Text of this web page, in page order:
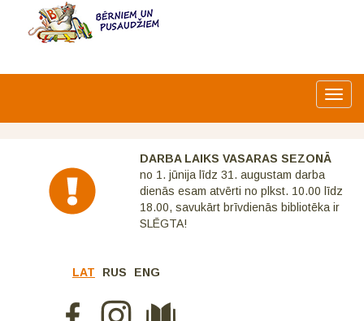
DARBA LAIKS VASARAS SEZONĀ
no 1. jūnija līdz 31. augustam darba
dienās esam atvērti no plkst. 10.00 līdz
18.00, savukārt brīvdienās bibliotēka ir
SLĒGTA!
LAT RUS ENG